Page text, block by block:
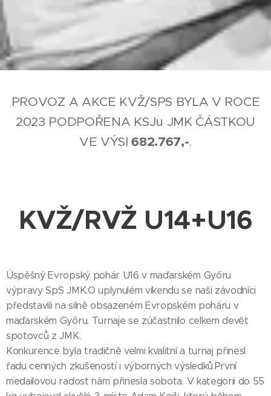
PROVOZ A AKCE KVŽ/SPS BYLA V ROCE
2023 PODPOŘENA KSJu JMK ČÁSTKOU
VE VÝSI682.767,-.
KVŽ/RVŽ U14+U16
Úspěšný Evropský pohár U16 v maďarském Győru
výpravy SpS JMK.O uplynulém víkendu se naši závodníci
představili na silně obsazeném Evropském poháru v
maďarském Győru. Turnaje se zúčastnilo celkem devět
spotovců z JMK.
Konkurence byla tradičně velmi kvalitní a turnaj přinesl
řadu cenných zkušeností i výborných výsledků.První
medailovou radost nám přinesla sobota. V kategorii do 55